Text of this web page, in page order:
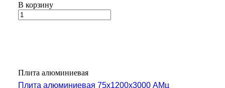
В корзину
Плита алюминиевая
Плита алюминиевая 75х1200х3000 АМц